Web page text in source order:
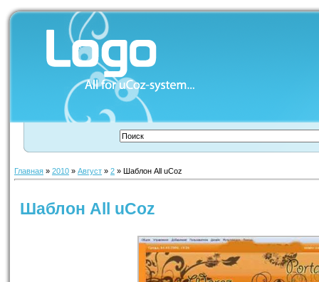
Главная » 2010 » Август » 2 » Шаблон All uCoz
Шаблон All uCoz